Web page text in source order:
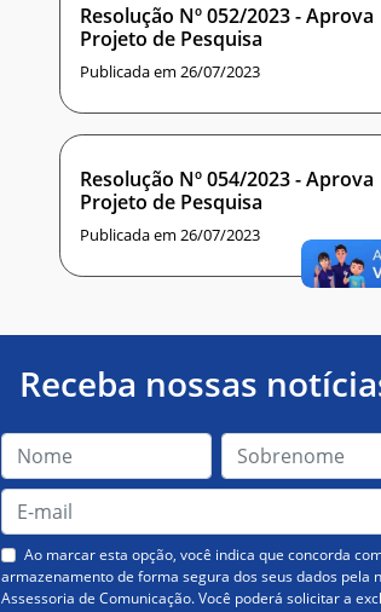
Resolução Nº 052/2023 - Aprova
Projeto de Pesquisa
Publicada em 26/07/2023
Resolução Nº 054/2023 - Aprova
Projeto de Pesquisa
Publicada em 26/07/2023
Receba nossas
Ao marcar esta opção, você indica que concorda
armazenamento de forma segura dos seus dados pela
Assessoria de Comunicação. Você poderá solicitar a